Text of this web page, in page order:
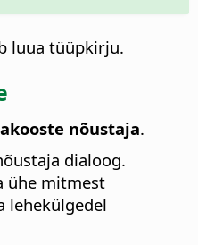
luua tüüpkirju.
nõustaja.
dialoog.
ühe mitmest
lehekülgedel